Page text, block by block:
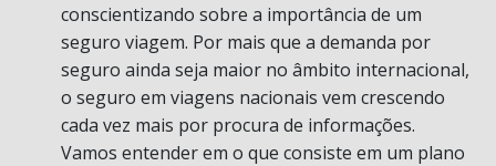
conscientizando sobre a importância de um
seguro viagem. Por mais que a demanda por
seguro ainda seja maior no âmbito internacional,
o seguro em viagens nacionais vem crescendo
cada vez mais por procura de informações.
Vamos entender em o que consiste em um plano